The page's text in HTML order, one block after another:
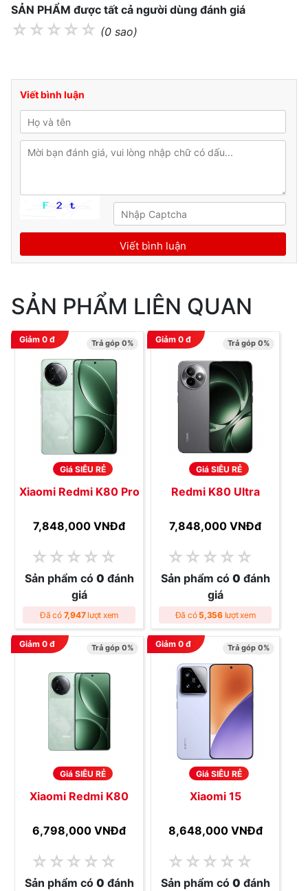
SẢN PHẨM được tất cả người dùng đánh giá
☆ ☆ ☆ ☆ ☆ (0 sao)
Viết bình luận
SẢN PHẨM LIÊN QUAN
Giảm 0đ Trả góp 0%
Giá SIÊU RẺ
Xiaomi Redmi K80 Pro
7,848,000 VNĐđ
☆ ☆ ☆ ☆ ☆
Sản phẩm có 0 đánh
giá
Đã có 7,947lượt xem
Giảm 0đ Trả góp 0%
Giá SIÊU RẺ
Redmi K80 Ultra
7,848,000 VNĐđ
☆ ☆ ☆ ☆ ☆
Sản phẩm có 0 đánh
giá
Đã có 5,356lượt xem
Giảm 0đ Trả góp 0%
Giá SIÊU RẺ
Xiaomi Redmi K80
6,798,000 VNĐđ
☆ ☆ ☆ ☆ ☆
Sản phẩm có 0 đánh
Giảm 0đ Trả góp 0%
Giá SIÊU RẺ
Xiaomi 15
8,648,000 VNĐđ
☆ ☆ ☆ ☆ ☆
Sản phẩm có 0 đánh